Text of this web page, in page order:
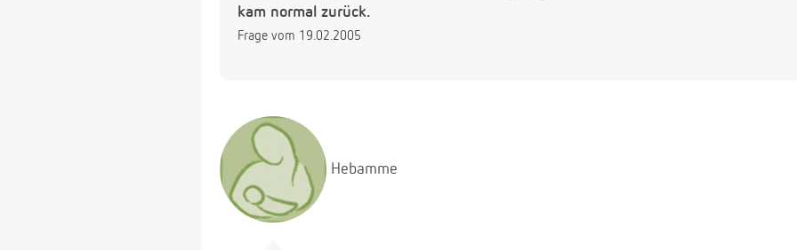
kam normal zurück.
Frage vom 19.02.2005
Hebamme